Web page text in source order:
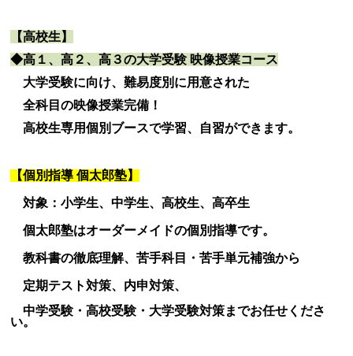
【高校生】
◆高１、高２、高３の大学受験 映像授業コース
大学受験に向け、難易度別に用意された
全科目の映像授業完備！
高校生専用個別ブースで学習、自習ができます。
【個別指導 個太郎塾】
対象：小学生、中学生、高校生、高卒生
個太郎塾はオーダーメイドの個別指導です。
教科書の徹底理解、苦手科目・苦手単元補強から
定期テスト対策、内申対策、
中学受験・高校受験・大学受験対策までお任せくださ
い。